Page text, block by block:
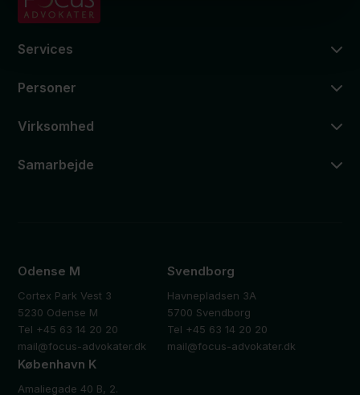
Services
Personer
Virksomhed
Samarbejde
Odense M
Cortex Park Vest 3
5230 Odense M
Tel +45 63 14 20 20
mail@focus-advokater.dk
Svendborg
Havnepladsen 3A
5700 Svendborg
Tel +45 63 14 20 20
mail@focus-advokater.dk
København K
Amaliegade 40 B, 2.